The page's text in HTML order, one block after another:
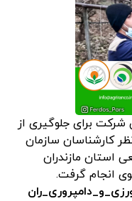
برای جلوگیری از
کارشناسان سازمان
استان مازندران
انجام گرفت.